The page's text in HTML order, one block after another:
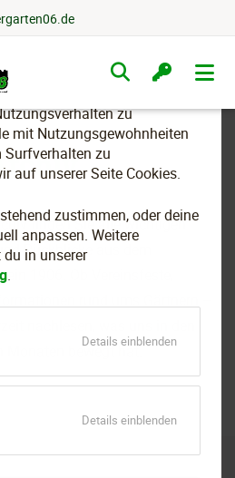
dieser Webseite
zu
mit Nutzungsgewohnheiten
zu
auf unserer Seite Cookies.
zustimmen, oder deine
anpassen. Weitere
in unserer
.
Details einblendenfür
Details einblendenfür
finden Sie alle wichtigen
Rückblicke aus dem
1906. Ob Vereinsfeste,
Monaten bewegt hat.